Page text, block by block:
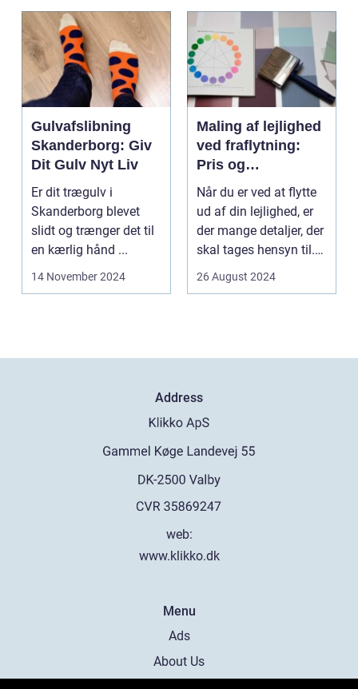
Gulvafslibning
Skanderborg: Giv
Dit Gulv Nyt Liv
Er dit trægulv i
Skanderborg blevet
slidt og trænger det til
en kærlig hånd ...
14 November 2024
Maling af lejlighed
ved fraflytning:
Pris og
overvejelser
Når du er ved at flytte
ud af din lejlighed, er
der mange detaljer, der
skal tages hensyn til.
26 August 2024
Address
web:
www.klikko.dk
Menu
Ads
About Us